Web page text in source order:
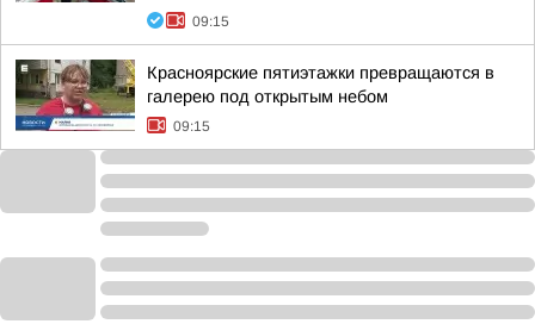
09:15
Красноярские пятиэтажки превращаются в
галерею под открытым небом
09:15